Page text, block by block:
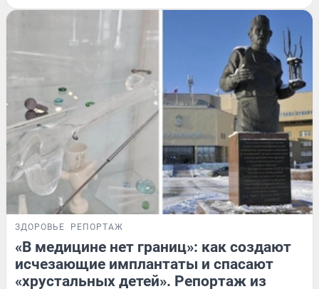
ЗДОРОВЬЕ РЕПОРТАЖ
«В медицине нет границ»: как создают
исчезающие имплантаты и спасают
«хрустальных детей». Репортаж из